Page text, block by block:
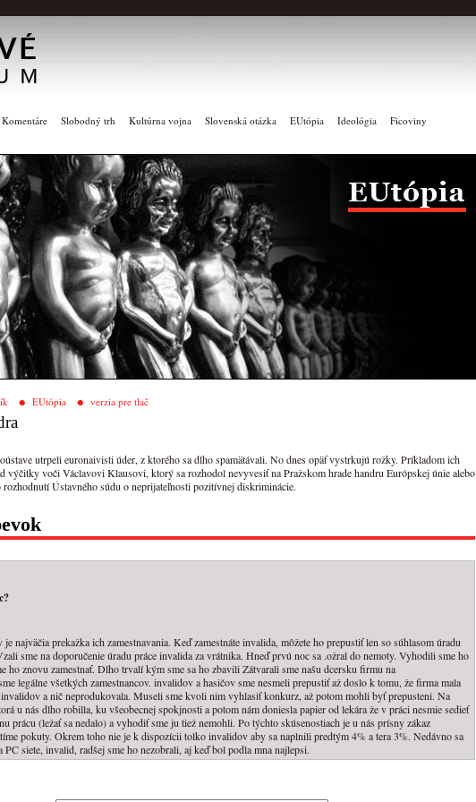
Komentáre Slobodný trh Kultúrna vojna Slovenská otázka EUtópia Ideológia Ficoviny
EUtópia verzia pre tlač
utrpeli euronaivisti úder, z ktorého sa dlho spamätávali. No dnes opäť vystrkujú rožky. Príkladom ich
výčitky voči Václavovi Klausovi, ktorý sa rozhodol nevyvesiť na Pražskom hrade handru Európskej únie alebo
Ústavného súdu o neprijateľnosti pozitívnej diskriminácie.
najväčia prekažka ich zamestnavania. Keď zamestnáte invalida, môžete ho prepustiť len so súhlasom úradu
sme na doporučenie úradu práce invalida za vrátnika. Hneď prvú noc sa .ožral do nemoty. Vyhodili sme ho
ho znovu zamestnať. Dlho trvalí kým sme sa ho zbavili Zátvarali sme našu dcersku firmu na
legálne všetkých zamestnancov. invalidov a hasičov sme nesmeli prepustiť až doslo k tomu, že firma mala
a nič neprodukovala. Museli sme kvoli nim vyhlasiť konkurz, až potom mohli byť prepusteni. Na
u nás dlho robilla, ku všeobecnej spokjnosti a potom nám doniesla papier od lekára že v práci nesmie sedieť
prácu (ležať sa nedalo) a vyhodiť sme ju tiež nemohli. Po týchto skúsenostiach je u nás prísny zákaz
pokuty. Okrem toho nie je k dispozícii tolko invalidov aby sa naplnili predtým 4% a tera 3%. Nedávno sa
siete, invalid, radšej sme ho nezobrali, aj keď bol podla mna najlepsi.